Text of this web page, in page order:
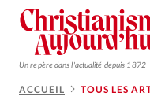
Un repère dans l'actualité depuis 1872
ACCUEIL TOUS LES